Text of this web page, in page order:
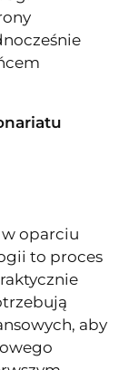
oparciu
to proces
aby